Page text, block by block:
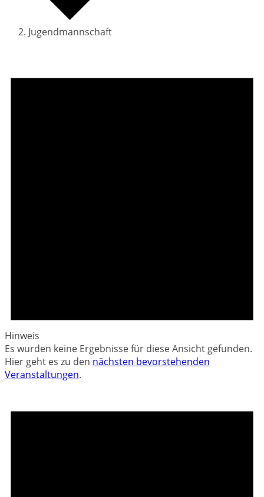
Jugendmannschaft
Hinweis
Es wurden keine Ergebnisse für diese Ansicht gefunden.
Hier geht es zu den nächsten bevorstehenden
Veranstaltungen.